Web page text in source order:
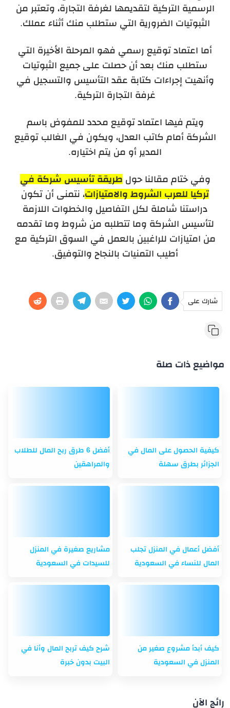
الرسمية التركية لتقديمها لغرفة التجارة، وتعتبر من
الثبوتيات الضرورية التي ستطلب منك أثناء عملك.
أما اعتماد توقيع رسمي فهو المرحلة الأخيرة التي
ستطلب منك بعد أن حصلت على جميع الثبوتيات
وأنهيت إجراءات كتابة عقد التأسيس والتسجيل في
غرفة التجارة التركية.
ويتم فيها اعتماد توقيع محدد للمفوض باسم
الشركة أمام كاتب العدل، ويكون في الغالب توقيع
المدير أو من يتم اختياره.
وفي ختام مقالنا حول طريقة تأسيس شركة في
تركيا للعرب الشروط والامتيازات، نتمنى أن تكون
دراستنا شاملة لكل التفاصيل والخطوات اللازمة
لتأسيس الشركة وما تتطلبه من شروط وما تقدمه
من امتيازات للراغبين بالعمل في السوق التركية مع
أطيب التمنيات بالنجاح والتوفيق.
شارك على
مواضيع ذات صلة
كيفية الحصول على المال في
الجزائر بطرق سهلة
أفضل 6 طرق ربح المال للطلاب
والمراهقين
أفضل أعمال في المنزل تجلب
المال للنساء في السعودية
مشاريع صغيرة في المنزل
للسيدات في السعودية
كيف أبدأ مشروع صغير من
المنزل في السعودية
شرح كيف تربح المال وأنا في
البيت بدون خبرة
رائج الآن